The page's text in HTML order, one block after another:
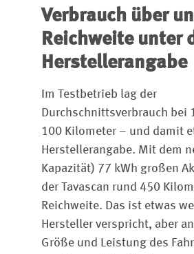
Verbrauch über
Reichweite unter
Herstellerangabe
Im Testbetrieb lag der
Durchschnittsverbrauch bei
100 Kilometer – und damit
Herstellerangabe. Mit dem
Kapazität) 77 kWh großen
der Tavascan rund 450
Reichweite. Das ist etwas
Hersteller verspricht, aber
Größe und Leistung des